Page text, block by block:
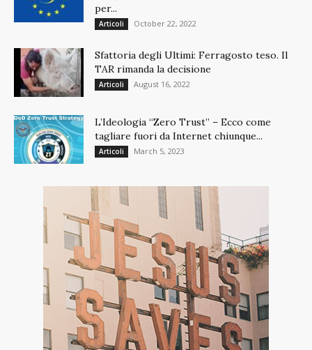
per...
Articoli October 22, 2022
Sfattoria degli Ultimi: Ferragosto teso. Il
TAR rimanda la decisione
Articoli August 16, 2022
L’Ideologia “Zero Trust” – Ecco come
tagliare fuori da Internet chiunque...
Articoli March 5, 2023